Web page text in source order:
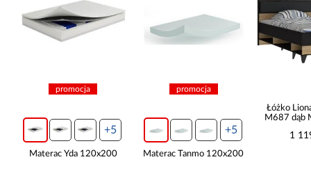
promocja
+5
Materac Yda 120x200
promocja
+5
Materac Tanmo 120x200
Łóżko
M687 dąb
1